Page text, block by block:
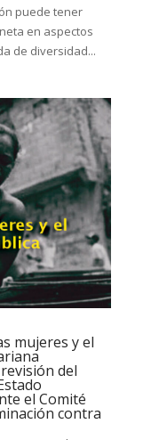
puede tener
en aspectos
de diversidad...
mujeres y el
del
el Comité
contra